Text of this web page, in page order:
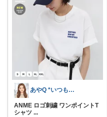
あやQ *いつもありがとうございます*
ANME ロゴ刺繍 ワンポイントT
シャツ ...